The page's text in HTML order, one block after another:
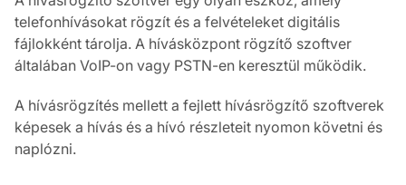
telefonhívásokat rögzít és a felvételeket digitális
fájlokként tárolja. A hívásközpont rögzítő szoftver
általában VoIP-on vagy PSTN-en keresztül működik.
A hívásrögzítés mellett a fejlett hívásrögzítő szoftverek
képesek a hívás és a hívó részleteit nyomon követni és
naplózni.